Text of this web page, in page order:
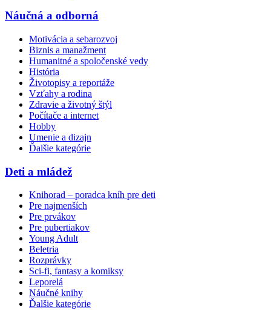
Náučná a odborná
Motivácia a sebarozvoj
Biznis a manažment
Humanitné a spoločenské vedy
História
Životopisy a reportáže
Vzťahy a rodina
Zdravie a životný štýl
Počítače a internet
Hobby
Umenie a dizajn
Ďalšie kategórie
Deti a mládež
Knihorad – poradca kníh pre deti
Pre najmenších
Pre prvákov
Pre pubertiakov
Young Adult
Beletria
Rozprávky
Sci-fi, fantasy a komiksy
Leporelá
Náučné knihy
Ďalšie kategórie